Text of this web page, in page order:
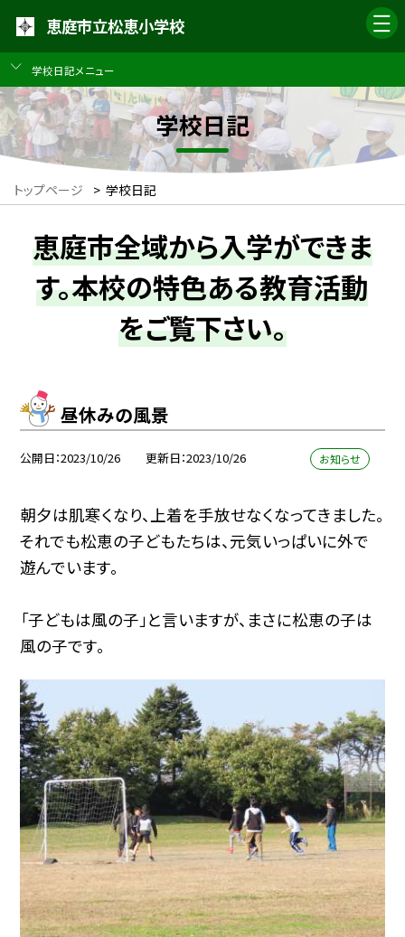
恵庭市立松恵小学校
学校日記メニュー
学校日記
トップページ > 学校日記
恵庭市全域から入学ができま
す。本校の特色ある教育活動
をご覧下さい。
昼休みの風景
公開日 2023/10/26 更新日 2023/10/26 お知らせ
朝夕は肌寒くなり、上着を手放せなくなってきました。
それでも松恵の子どもたちは、元気いっぱいに外で
遊んでいます。
「子どもは風の子」と言いますが、まさに松恵の子は
風の子です。